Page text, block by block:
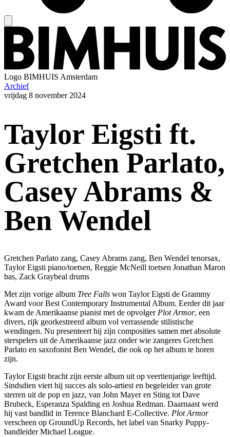
Logo BIMHUIS Amsterdam
Archief
vrijdag 8 november 2024
Taylor Eigsti ft.
Gretchen Parlato,
Casey Abrams &
Ben Wendel
Gretchen Parlato zang, Casey Abrams zang, Ben Wendel tenorsax,
Taylor Eigsti piano/toetsen, Reggie McNeill toetsen Jonathan Maron
bas, Zack Graybeal drums
Met zijn vorige album Tree Falls won Taylor Eigsti de Grammy
Award voor Best Contemporary Instrumental Album. Eerder dit jaar
kwam de Amerikaanse pianist met de opvolger Plot Armor, een
divers, rijk georkestreerd album vol verrassende stilistische
wendingen. Nu presenteert hij zijn composities samen met absolute
sterspelers uit de Amerikaanse jazz onder wie zangeres Gretchen
Parlato en saxofonist Ben Wendel, die ook op het album te horen
zijn.
Taylor Eigsti bracht zijn eerste album uit op veertienjarige leeftijd.
Sindsdien viert hij succes als solo-artiest en begeleider van grote
sterren uit de pop en jazz, van John Mayer en Sting tot Dave
Brubeck, Esperanza Spalding en Joshua Redman. Daarnaast werd
hij vast bandlid in Terence Blanchard E-Collective. Plot Armor
verscheen op GroundUp Records, het label van Snarky Puppy-
bandleider Michael League.